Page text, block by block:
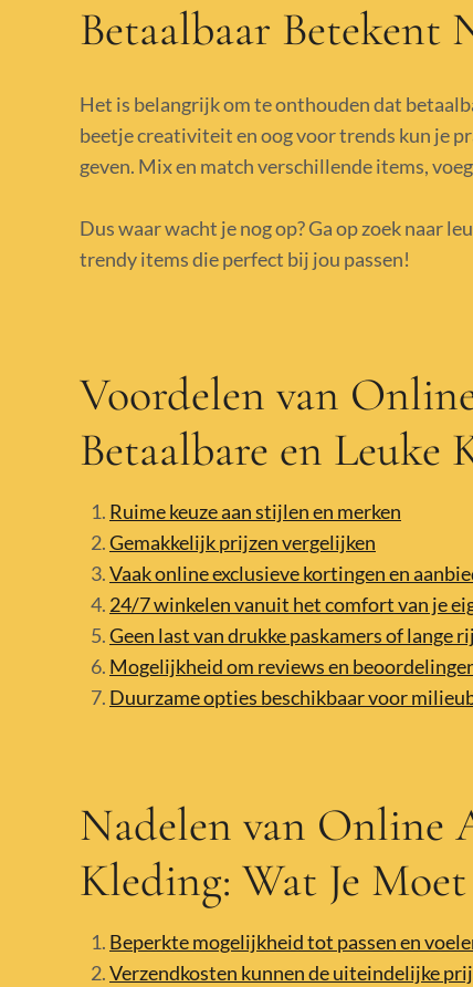
Betaalbaar
Het is belangrijk om te onthouden dat
beetje creativiteit en oog voor trends kun je
geven. Mix en match verschillende items,
Dus waar wacht je nog op? Ga op zoek naar
trendy items die perfect bij jou passen!
Voordelen van
Betaalbare en Leuke
Ruime keuze aan stijlen en merken
Gemakkelijk prijzen vergelijken
Vaak online exclusieve kortingen en
24/7 winkelen vanuit het comfort van je
Geen last van drukke paskamers of lange
Mogelijkheid om reviews en
Duurzame opties beschikbaar voor
Nadelen van Online
Kleding: Wat Je
Beperkte mogelijkheid tot passen en
Verzendkosten kunnen de uiteindelijke